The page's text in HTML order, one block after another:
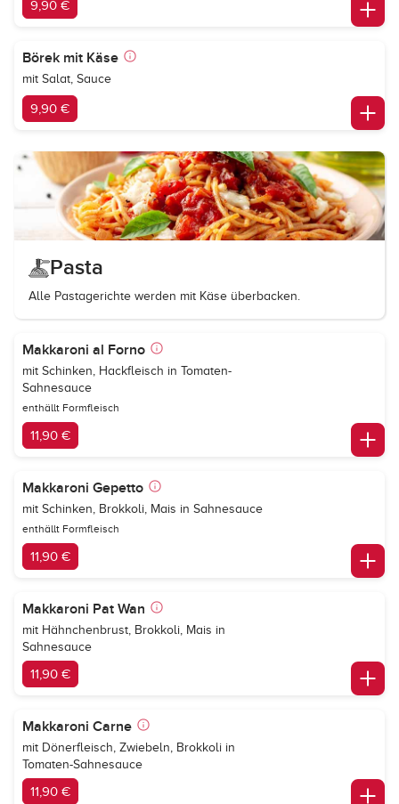
9,90 €
Börek mit Käse
mit Salat, Sauce
9,90 €
Pasta
Alle Pastagerichte werden mit Käse überbacken.
Makkaroni al Forno
mit Schinken, Hackfleisch in Tomaten-
Sahnesauce
enthällt Formfleisch
11,90 €
Makkaroni Gepetto
mit Schinken, Brokkoli, Mais in Sahnesauce
enthällt Formfleisch
11,90 €
Makkaroni Pat Wan
mit Hähnchenbrust, Brokkoli, Mais in
Sahnesauce
11,90 €
Makkaroni Carne
mit Dönerfleisch, Zwiebeln, Brokkoli in
Tomaten-Sahnesauce
11,90 €